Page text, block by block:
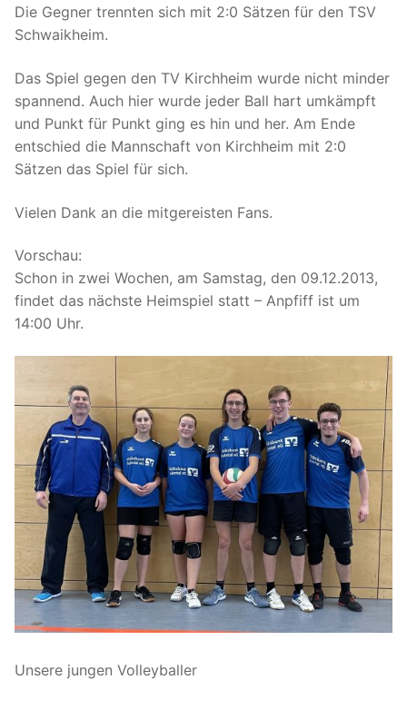
Die Gegner trennten sich mit 2:0 Sätzen für den TSV
Schwaikheim.
Das Spiel gegen den TV Kirchheim wurde nicht minder
spannend. Auch hier wurde jeder Ball hart umkämpft
und Punkt für Punkt ging es hin und her. Am Ende
entschied die Mannschaft von Kirchheim mit 2:0
Sätzen das Spiel für sich.
Vielen Dank an die mitgereisten Fans.
Vorschau:
Schon in zwei Wochen, am Samstag, den 09.12.2013,
findet das nächste Heimspiel statt – Anpfiff ist um
14:00 Uhr.
Unsere jungen Volleyballer